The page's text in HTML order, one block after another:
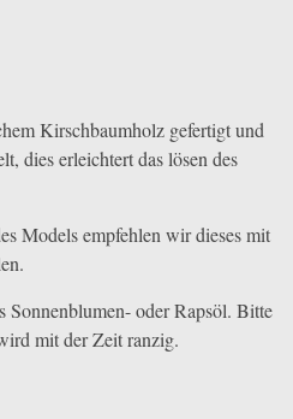
Kirschbaumholz gefertigt und
dies erleichtert das lösen des
Models empfehlen wir dieses mit
Sonnenblumen- oder Rapsöl. Bitte
mit der Zeit ranzig.